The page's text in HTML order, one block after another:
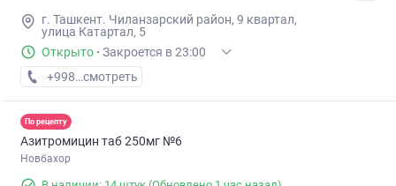
г. Ташкент. Чиланзарский район, 9 квартал,
улица Катартал, 5
Открыто · Закроется в 23:00
+998 (99) XXX-XX-XX
смотреть
По рецепту
Азитромицин таб 250мг №6
Новбахор